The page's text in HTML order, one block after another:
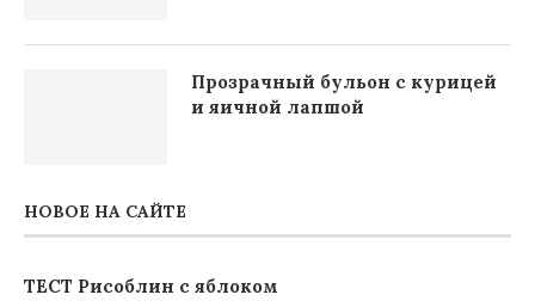
Прозрачный бульон с курицей
и яичной лапшой
НОВОЕ НА САЙТЕ
ТЕСТ Рисоблин с яблоком